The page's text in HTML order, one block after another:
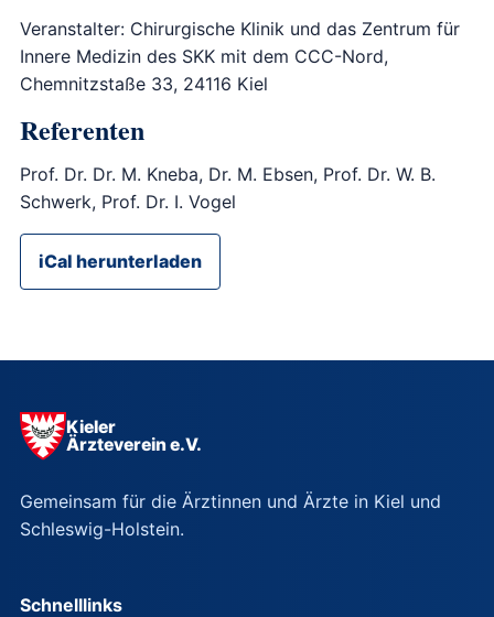
Veranstalter: Chirurgische Klinik und das Zentrum für
Innere Medizin des SKK mit dem CCC-Nord,
Chemnitzstaße 33, 24116 Kiel
Referenten
Prof. Dr. Dr. M. Kneba, Dr. M. Ebsen, Prof. Dr. W. B.
Schwerk, Prof. Dr. I. Vogel
iCal herunterladen
Kieler
Ärzteverein e.V.
Gemeinsam für die Ärztinnen und Ärzte in Kiel und
Schleswig-Holstein.
Schnelllinks